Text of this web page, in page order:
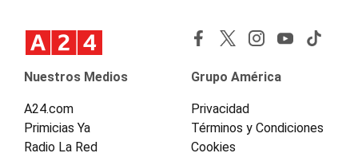
Nuestros Medios
A24.com
Primicias Ya
Radio La Red
Grupo América
Privacidad
Términos y Condiciones
Cookies